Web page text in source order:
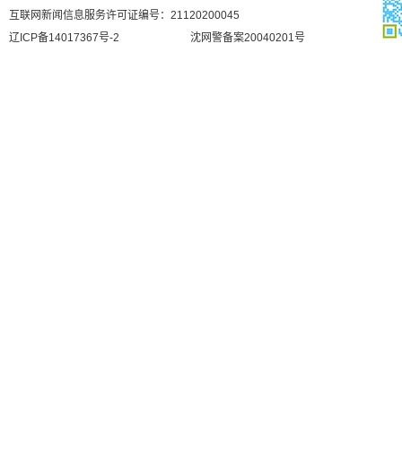
互联网新闻信息服务许可证编号：21120200045
辽ICP备14017367号-2
沈网警备案20040201号